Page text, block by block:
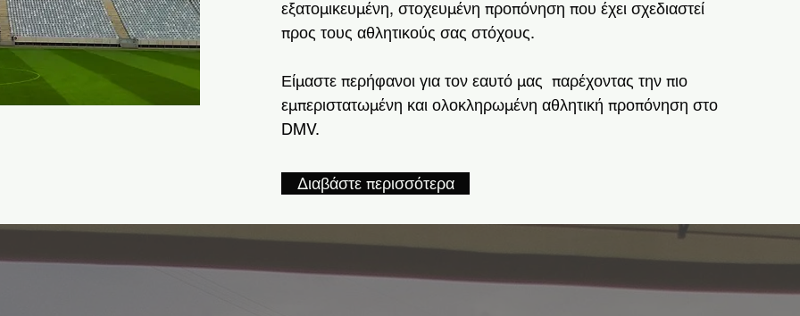
εξατομικευμένη, στοχευμένη προπόνηση που έχει σχεδιαστεί
προς τους αθλητικούς σας στόχους.
Είμαστε περήφανοι για τον εαυτό μας παρέχοντας την πιο
εμπεριστατωμένη και ολοκληρωμένη αθλητική προπόνηση στο
DMV.
Διαβάστε περισσότερα